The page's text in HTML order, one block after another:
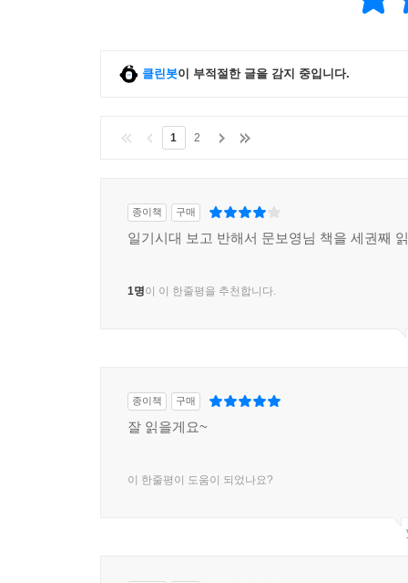
클린봇이 부적절한 글을 감지 중입니다.
1 2
종이책 구매
일기시대 보고 반해서 문보영님 책을 세권째
1명이 이 한줄평을 추천합니다.
종이책 구매
잘 읽을게요~
이 한줄평이 도움이 되었나요?